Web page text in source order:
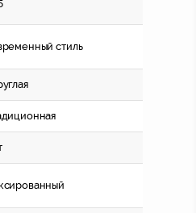
стиль